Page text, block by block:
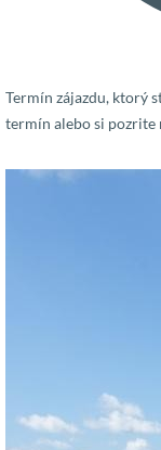
Termín zájazdu, ktorý
termín alebo si pozrite